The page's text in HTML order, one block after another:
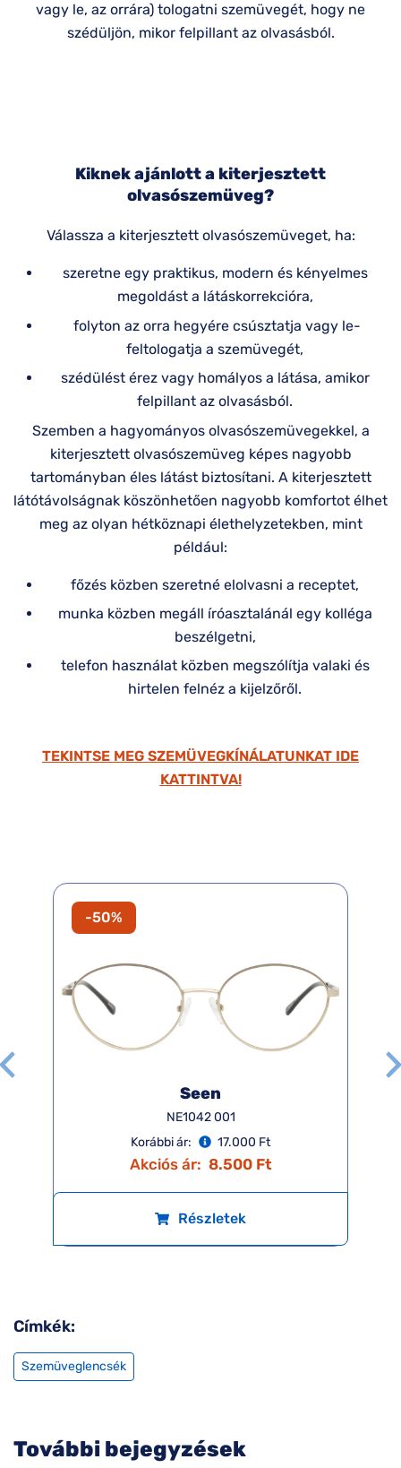
vagy le, az orrára) tologatni szemüvegét, hogy ne
szédüljön, mikor felpillant az olvasásból.
Kiknek ajánlott a kiterjesztett
olvasószemüveg?
Válassza a kiterjesztett olvasószemüveget, ha:
szeretne egy praktikus, modern és kényelmes
megoldást a látáskorrekcióra,
folyton az orra hegyére csúsztatja vagy le-
feltologatja a szemüvegét,
szédülést érez vagy homályos a látása, amikor
felpillant az olvasásból.
Szemben a hagyományos olvasószemüvegekkel, a
kiterjesztett olvasószemüveg képes nagyobb
tartományban éles látást biztosítani. A kiterjesztett
látótávolságnak köszönhetően nagyobb komfortot élhet
meg az olyan hétköznapi élethelyzetekben, mint
például:
főzés közben szeretné elolvasni a receptet,
munka közben megáll íróasztalánál egy kolléga
beszélgetni,
telefon használat közben megszólítja valaki és
hirtelen felnéz a kijelzőről.
TEKINTSE MEG SZEMÜVEGKÍNÁLATUNKAT IDE
KATTINTVA!
-50%
Seen
NE1042 001
Korábbi ár:
17.000 Ft
Akciós ár: 8.500 Ft
Részletek
Címkék:
Szemüveglencsék
További bejegyzések